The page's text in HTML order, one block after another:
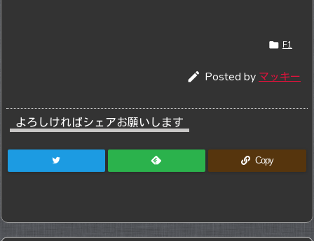
 F1
 Posted by マッキー
よろしければシェアお願いします
Copy